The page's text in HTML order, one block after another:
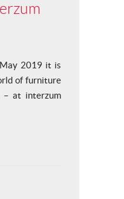
2019 it is
of furniture
– at interzum